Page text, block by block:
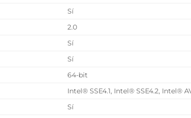
Sí
2.0
Sí
Sí
64-bit
Intel® SSE4.1, Intel® SSE4.2, Intel®
Sí